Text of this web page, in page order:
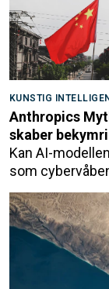
KUNSTIG
Anthropics
skaber
Kan AI-
som